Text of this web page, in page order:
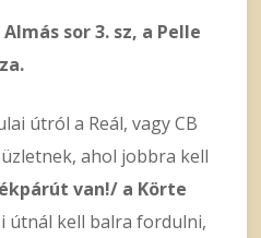
sor 3. sz, a Pelle
útról a Reál, vagy CB
ahol jobbra kell
van!/ a Körte
útnál kell balra fordulni,